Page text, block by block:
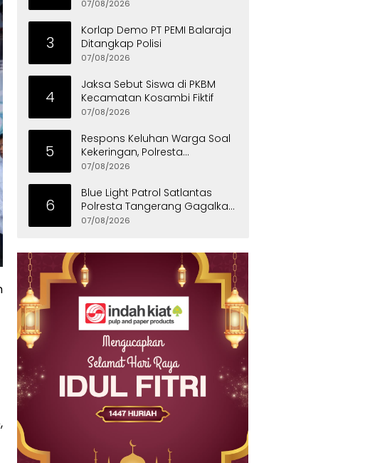
07/08/2026
3
Korlap Demo PT PEMI Balaraja
Ditangkap Polisi
07/08/2026
4
Jaksa Sebut Siswa di PKBM
Kecamatan Kosambi Fiktif
07/08/2026
5
Respons Keluhan Warga Soal
Kekeringan, Polresta
Tangerang Salurkan Bantuan
07/08/2026
6
Blue Light Patrol Satlantas
Polresta Tangerang Gagalkan
Aksi Curanmor, Dua Pria
07/08/2026